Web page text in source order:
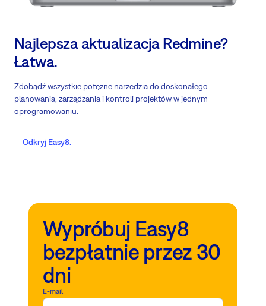
Najlepsza aktualizacja Redmine?
Łatwa.
Zdobądź wszystkie potężne narzędzia do doskonałego
planowania, zarządzania i kontroli projektów w jednym
oprogramowaniu.
Odkryj Easy8.
Wypróbuj Easy8
bezpłatnie przez 30
dni
E-mail